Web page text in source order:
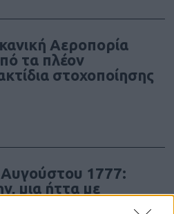
Αεροπορία
τα πλέον
στοχοποίησης
1777:
μια ήττα με